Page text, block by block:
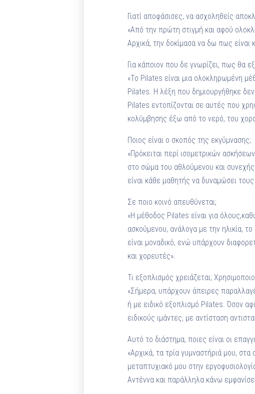
Γιατί αποφάσισες, να ασχοληθείς
«Από την πρώτη στιγμή και αφού
Αρχικά, την δοκίμασα να δω πως είναι
Για κάποιον που δε γνωρίζει, πως θα
«Το Pilates είναι μια ολοκληρωμένη
Pilates. Η λέξη που δημιουργήθηκε
Pilates εντοπίζονται σε αυτές που
κολύμβησης έξω από το νερό, του
Ποιος είναι ο σκοπός της εκγύμνασης;
«Πρόκειται περί ισομετρικών
στο σώμα του αθλούμενου και
είναι κάθε μαθητής να δυναμώσει
Σε ποιο κοινό απευθύνεται;
«Η μέθοδος Pilates είναι για
ασκούμενου, ανάλογα με την ηλικία,
είναι μοναδικό, ενώ υπάρχουν
και χορευτές».
Τι εξοπλισμός χρειάζεται;
«Σήμερα, υπάρχουν άπειρες
ή με ειδικό εξοπλισμό Pilates. Όσον
ειδικούς ιμάντες, με αντίσταση
Αυτό το διάστημα, ποιες είναι οι
«Αρχικά, τα τρία γυμναστήριά μου,
μεταπτυχιακό μου στην
Αντέννα και παράλληλα κάνω